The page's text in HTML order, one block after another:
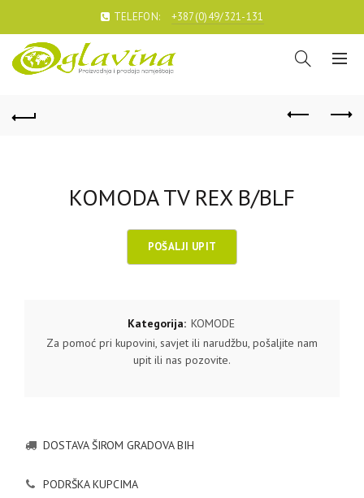
TELEFON: +387(0)49/321-131
KOMODA TV REX B/BLF
Kategorija: KOMODE
Za pomoć pri kupovini, savjet ili narudžbu, pošaljite nam
upit ili nas pozovite.
DOSTAVA ŠIROM GRADOVA BIH
PODRŠKA KUPCIMA